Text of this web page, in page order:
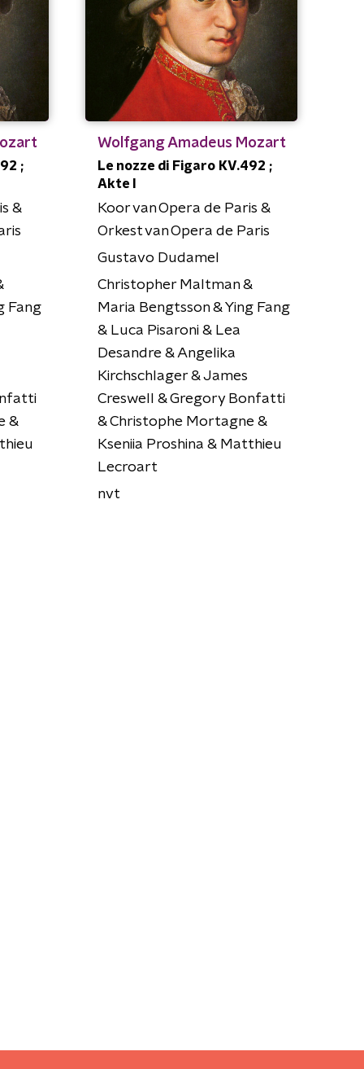
;
&
Fang
&
Wolfgang Amadeus Mozart
Le nozze di Figaro KV.492 ;
Akte I
Koor van Opera de Paris &
Orkest van Opera de Paris
Gustavo Dudamel
Christopher Maltman &
Maria Bengtsson & Ying Fang
& Luca Pisaroni & Lea
Desandre & Angelika
Kirchschlager & James
Creswell & Gregory Bonfatti
& Christophe Mortagne &
Kseniia Proshina & Matthieu
Lecroart
nvt